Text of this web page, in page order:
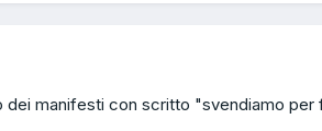
dei manifesti con scritto "svendiamo per